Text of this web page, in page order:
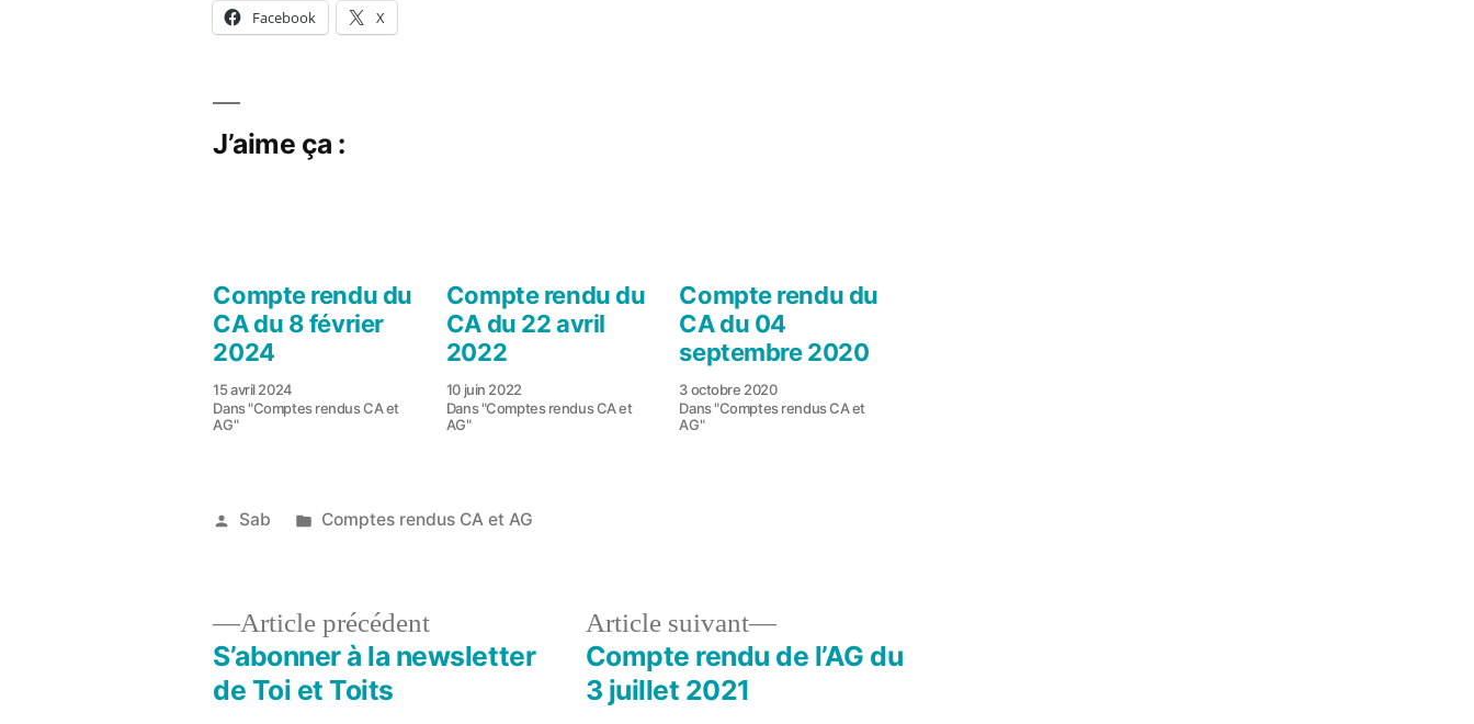
Facebook X
J’aime ça :
Compte rendu du
CA du 8 février
2024
15 avril 2024
Dans "Comptes rendus CA et
AG"
Compte rendu du
CA du 22 avril
2022
10 juin 2022
Dans "Comptes rendus CA et
AG"
Compte rendu du
CA du 04
septembre 2020
3 octobre 2020
Dans "Comptes rendus CA et
AG"
Publié
Sab
2021
Publié
Comptes rendus CA et AG
Navigation
Article précédentArticle
précédent :
S’abonner à la newsletter
de Toi et Toits
Article suivant
Article
suivant :
Compte rendu de l’AG du
3 juillet 2021